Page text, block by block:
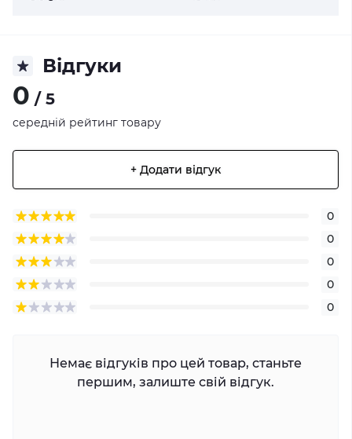
Відгуки
0 / 5
середній рейтинг товару
+ Додати відгук
0
0
0
0
0
Немає відгуків про цей товар, станьте
першим, залиште свій відгук.